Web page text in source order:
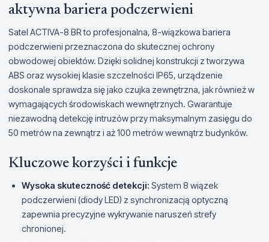
aktywna bariera podczerwieni
Satel ACTIVA-8 BR to profesjonalna, 8-wiązkowa bariera
podczerwieni przeznaczona do skutecznej ochrony
obwodowej obiektów. Dzięki solidnej konstrukcji z tworzywa
ABS oraz wysokiej klasie szczelności IP65, urządzenie
doskonale sprawdza się jako czujka zewnętrzna, jak również w
wymagających środowiskach wewnętrznych. Gwarantuje
niezawodną detekcję intruzów przy maksymalnym zasięgu do
50 metrów na zewnątrz i aż 100 metrów wewnątrz budynków.
Kluczowe korzyści i funkcje
Wysoka skuteczność detekcji: System 8 wiązek
podczerwieni (diody LED) z synchronizacją optyczną
zapewnia precyzyjne wykrywanie naruszeń strefy
chronionej.